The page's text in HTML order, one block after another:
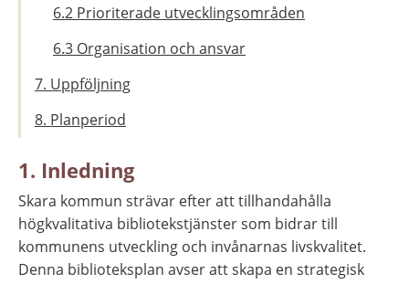
6.2 Prioriterade utvecklingsområden
6.3 Organisation och ansvar
7. Uppföljning
8. Planperiod
1. Inledning
Skara kommun strävar efter att tillhandahålla
högkvalitativa bibliotekstjänster som bidrar till
kommunens utveckling och invånarnas livskvalitet.
Denna biblioteksplan avser att skapa en strategisk